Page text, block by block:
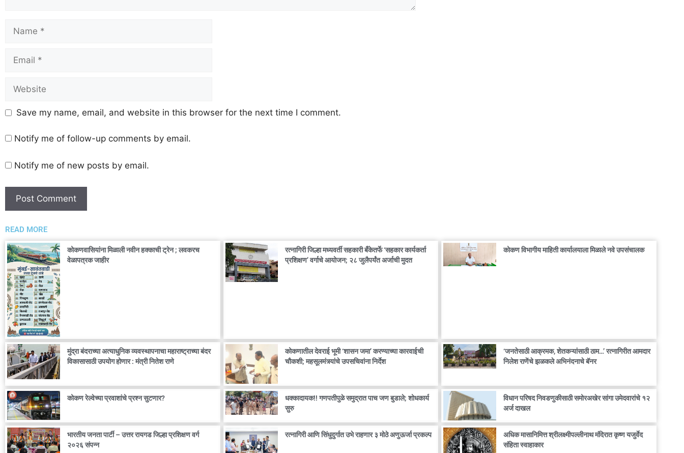
Save my name, email, and website in this browser for the next time I comment.
Notify me of follow-up comments by email.
Notify me of new posts by email.
READ MORE
कोकणवासियांना मिळाली नवीन हक्काची ट्रेन ; लवकरच
वेळापत्रक जाहीर
रत्नागिरी जिल्हा मध्यवर्ती सहकारी बँकेतर्फे ‘सहकार कार्यकर्ता
प्रशिक्षण’ वर्गाचे आयोजन; २८ जुलैपर्यंत अर्जाची मुदत
कोकण विभागीय माहिती कार्यालयाला मिळाले नवे उपसंचालक
मुंद्रा बंदराच्या अत्याधुनिक व्यवस्थापनाचा महाराष्ट्राच्या बंदर
विकासासाठी उपयोग होणार : मंत्री नितेश राणे
कोकणातील देवराई भूमी ‘शासन जमा’ करण्याच्या कारवाईची
चौकशी; महसूलमंत्र्यांचे उपसचिवांना निर्देश
‘जनतेसाठी आक्रमक, शेतकऱ्यांसाठी ठाम…’ रत्नागिरीत आमदार
निलेश राणेंचे झळकले अभिनंदनाचे बॅनर
कोकण रेल्वेच्या प्रवाशांचे प्रश्न सुटणार?
धक्कादायक!! गणपतीपुळे समुद्रात पाच जण बुडाले; शोधकार्य
सुरु
विधान परिषद निवडणुकीसाठी समोरअखेर सांगा उमेदवारांचे १२
अर्ज दाखल
भारतीय जनता पार्टी – उत्तर रायगड जिल्हा प्रशिक्षण वर्ग
२०२६ संपन्न
रत्नागिरी आणि सिंधुदुर्गात उभे राहणार ३ मोठे अणुऊर्जा प्रकल्प
अधिक मासानिमित्त श्रीलक्ष्मीपल्लीनाथ मंदिरात कृष्ण यजुर्वेद
संहिता स्वाहाकार